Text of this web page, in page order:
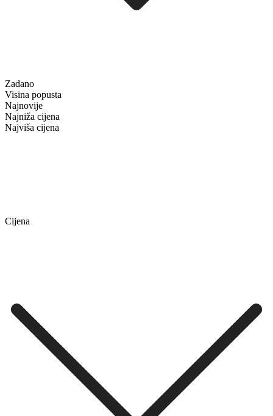
Zadano
Visina popusta
Najnovije
Najniža cijena
Najviša cijena
Cijena